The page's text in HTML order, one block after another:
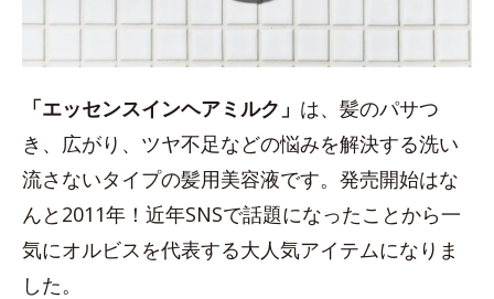
「エッセンスインヘアミルク」 は、髪のパサつ
き、広がり、ツヤ不足などの悩みを解決する洗い
流さないタイプの髪用美容液です。発売開始はな
んと2011年！近年SNSで話題になったことから一
気にオルビスを代表する大人気アイテムになりま
した。